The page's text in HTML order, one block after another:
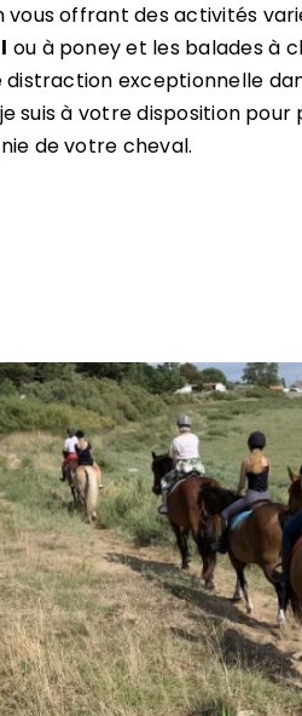
vous offrant des activités
ou à poney et les balades à
distraction exceptionnelle
suis à votre disposition
de votre cheval.